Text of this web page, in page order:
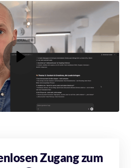
Zugang zum